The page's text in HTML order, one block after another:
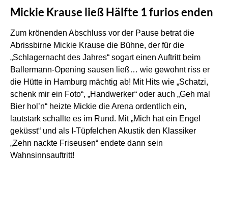
Mickie Krause ließ Hälfte 1 furios enden
Zum krönenden Abschluss vor der Pause betrat die
Abrissbirne Mickie Krause die Bühne, der für die
„Schlagernacht des Jahres“ sogart einen Auftritt beim
Ballermann-Opening sausen ließ… wie gewohnt riss er
die Hütte in Hamburg mächtig ab! Mit Hits wie „Schatzi,
schenk mir ein Foto“, „Handwerker“ oder auch „Geh mal
Bier hol’n“ heizte Mickie die Arena ordentlich ein,
lautstark schallte es im Rund. Mit „Mich hat ein Engel
geküsst“ und als I-Tüpfelchen Akustik den Klassiker
„Zehn nackte Friseusen“ endete dann sein
Wahnsinnsauftritt!